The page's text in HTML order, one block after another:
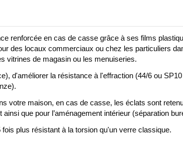
renforcée en cas de casse grâce à ses films
des locaux commerciaux ou chez les particuliers
vitrines de magasin ou les menuiseries.
d'améliorer la résistance à l'effraction (44/6 ou
votre maison, en cas de casse, les éclats sont
que pour l’aménagement intérieur (séparation
plus résistant à la torsion qu'un verre classique.